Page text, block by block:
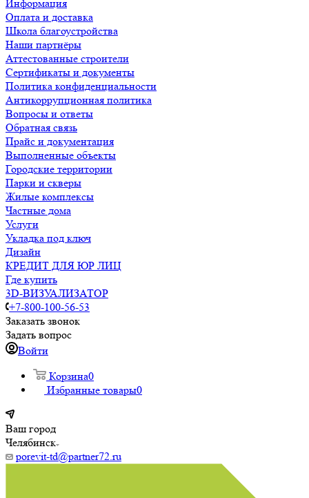
Информация
Оплата и доставка
Школа благоустройства
Наши партнёры
Аттестованные строители
Сертификаты и документы
Политика конфиденциальности
Антикоррупционная политика
Вопросы и ответы
Обратная связь
Прайс и документация
Выполненные объекты
Городские территории
Парки и скверы
Жилые комплексы
Частные дома
Услуги
Укладка под ключ
Дизайн
КРЕДИТ ДЛЯ ЮР ЛИЦ
Где купить
3D-ВИЗУАЛИЗАТОР
+7-800-100-56-53
Заказать звонок
Задать вопрос
Войти
Корзина0
Избранные товары0
Ваш город
Челябинск
porevit-td@partner72.ru